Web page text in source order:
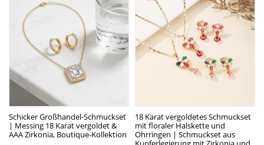
Schicker Großhandel-Schmuckset
| Messing 18 Karat vergoldet &
AAA Zirkonia, Boutique-Kollektion
18 Karat vergoldetes Schmuckset
mit floraler Halskette und
Ohrringen | Schmuckset aus